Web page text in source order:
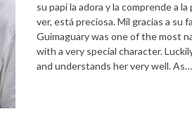
su papi la adora y la comprende a
ver, está preciosa. Mil gracias a su
Guimaguary was one of the most
with a very special character.
and understands her very well. As…